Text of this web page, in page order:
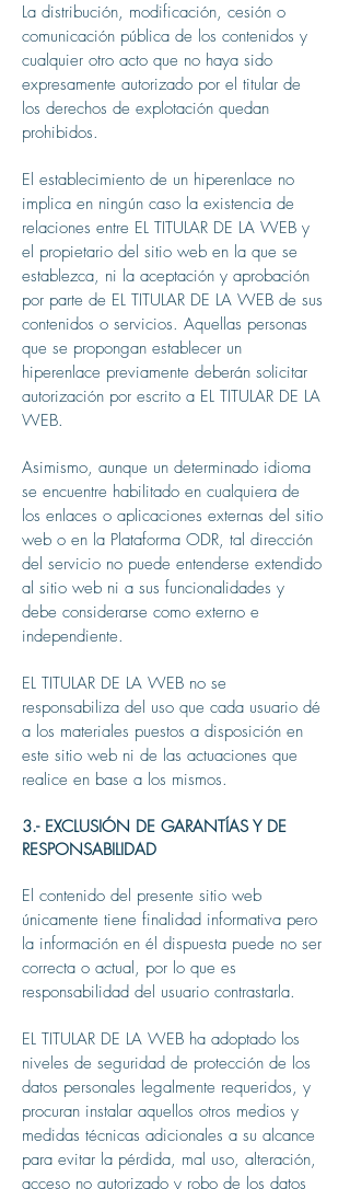
La distribución, modificación, cesión o
comunicación pública de los contenidos y
cualquier otro acto que no haya sido
expresamente autorizado por el titular de
los derechos de explotación quedan
prohibidos.
El establecimiento de un hiperenlace no
implica en ningún caso la existencia de
relaciones entre EL TITULAR DE LA WEB y
el propietario del sitio web en la que se
establezca, ni la aceptación y aprobación
por parte de EL TITULAR DE LA WEB de sus
contenidos o servicios. Aquellas personas
que se propongan establecer un
hiperenlace previamente deberán solicitar
autorización por escrito a EL TITULAR DE LA
WEB.
Asimismo, aunque un determinado idioma
se encuentre habilitado en cualquiera de
los enlaces o aplicaciones externas del sitio
web o en la Plataforma ODR, tal dirección
del servicio no puede entenderse extendido
al sitio web ni a sus funcionalidades y
debe considerarse como externo e
independiente.
EL TITULAR DE LA WEB no se
responsabiliza del uso que cada usuario dé
a los materiales puestos a disposición en
este sitio web ni de las actuaciones que
realice en base a los mismos.
3.- EXCLUSIÓN DE GARANTÍAS Y DE
RESPONSABILIDAD
El contenido del presente sitio web
únicamente tiene finalidad informativa pero
la información en él dispuesta puede no ser
correcta o actual, por lo que es
responsabilidad del usuario contrastarla.
EL TITULAR DE LA WEB ha adoptado los
niveles de seguridad de protección de los
datos personales legalmente requeridos, y
procuran instalar aquellos otros medios y
medidas técnicas adicionales a su alcance
para evitar la pérdida, mal uso, alteración,
acceso no autorizado y robo de los datos